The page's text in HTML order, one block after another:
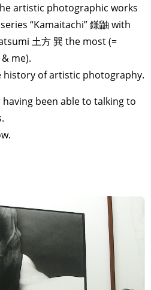
artistic photographic works
“Kamaitachi” 鎌鼬 with
土方 巽 the most (=
me).
history of artistic photography.
been able to talking to